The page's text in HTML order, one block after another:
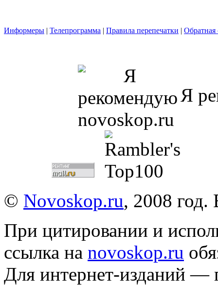
Информеры | Телепрограмма | Правила перепечатки | Обратная
Я
© Novoskop.ru, 2008
При цитировании и
ссылка на novoskop.ru
Для интернет-изданий —